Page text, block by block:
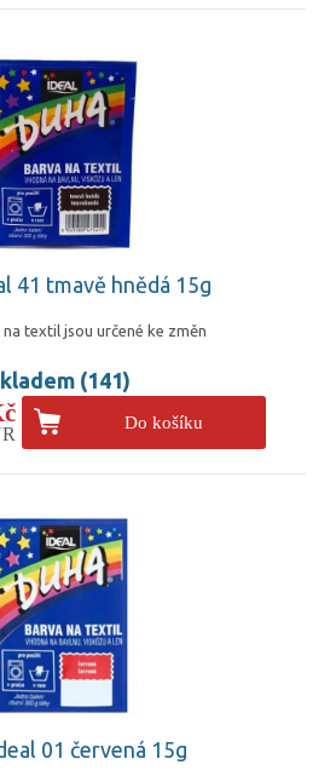
41 tmavě hnědá 15g
textil jsou určené ke změn
(141)
Do košíku
01 červená 15g